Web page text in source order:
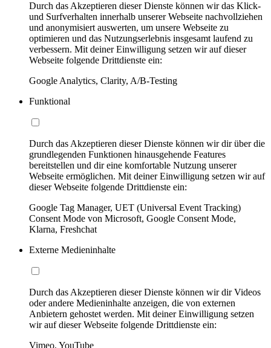
Durch das Akzeptieren dieser Dienste können wir das Klick-
und Surfverhalten innerhalb unserer Webseite nachvollziehen
und anonymisiert auswerten, um unsere Webseite zu
optimieren und das Nutzungserlebnis insgesamt laufend zu
verbessern. Mit deiner Einwilligung setzen wir auf dieser
Webseite folgende Drittdienste ein:
Google Analytics, Clarity, A/B-Testing
Funktional
Durch das Akzeptieren dieser Dienste können wir dir über die
grundlegenden Funktionen hinausgehende Features
bereitstellen und dir eine komfortable Nutzung unserer
Webseite ermöglichen. Mit deiner Einwilligung setzen wir auf
dieser Webseite folgende Drittdienste ein:
Google Tag Manager, UET (Universal Event Tracking)
Consent Mode von Microsoft, Google Consent Mode,
Klarna, Freshchat
Externe Medieninhalte
Durch das Akzeptieren dieser Dienste können wir dir Videos
oder andere Medieninhalte anzeigen, die von externen
Anbietern gehostet werden. Mit deiner Einwilligung setzen
wir auf dieser Webseite folgende Drittdienste ein:
Vimeo, YouTube